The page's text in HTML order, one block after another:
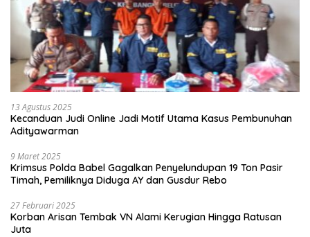
13 Agustus 2025
Kecanduan Judi Online Jadi Motif Utama Kasus Pembunuhan
Adityawarman
9 Maret 2025
Krimsus Polda Babel Gagalkan Penyelundupan 19 Ton Pasir
Timah, Pemiliknya Diduga AY dan Gusdur Rebo
27 Februari 2025
Korban Arisan Tembak VN Alami Kerugian Hingga Ratusan
Juta